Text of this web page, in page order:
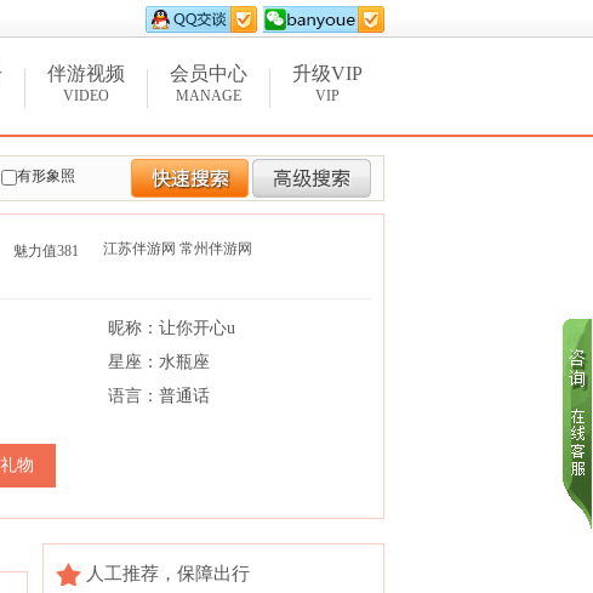
伴游视频
VIDEO
会员中心
MANAGE
升级VIP
VIP
有形象照
魅力值381 江苏伴游网 常州伴游网
昵称：让你开心u
星座：水瓶座
语言：普通话
物
人工推荐，保障出行